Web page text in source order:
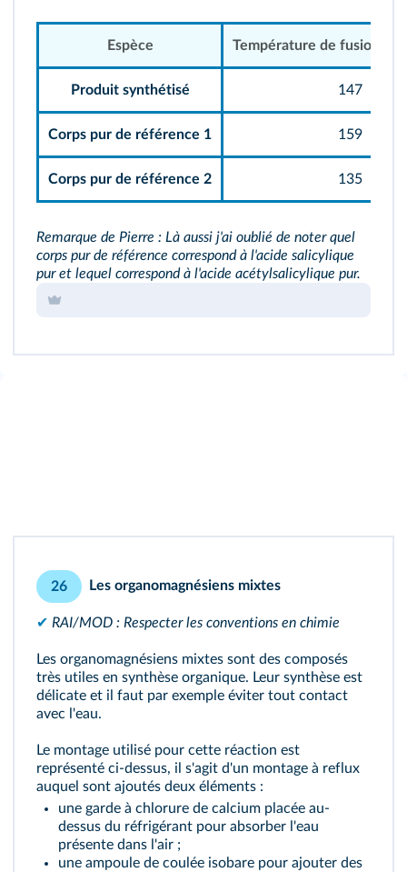
Espèce Température de fusion
Produit synthétisé 147
Corps pur de référence 1 159
Corps pur de référence 2 135
Remarque de Pierre : Là aussi j'ai oublié de noter quel
corps pur de référence correspond à l'acide salicylique
pur et lequel correspond à l'acide acétylsalicylique pur.
26 Les organomagnésiens mixtes
✔ RAI/MOD : Respecter les conventions en chimie
Les organomagnésiens mixtes sont des composés
très utiles en synthèse organique. Leur synthèse est
délicate et il faut par exemple éviter tout contact
avec l'eau.
Le montage utilisé pour cette réaction est
représenté ci-dessus, il s'agit d'un montage à reflux
auquel sont ajoutés deux éléments :
une garde à chlorure de calcium placée au-
dessus du réfrigérant pour absorber l'eau
présente dans l'air ;
une ampoule de coulée isobare pour ajouter des